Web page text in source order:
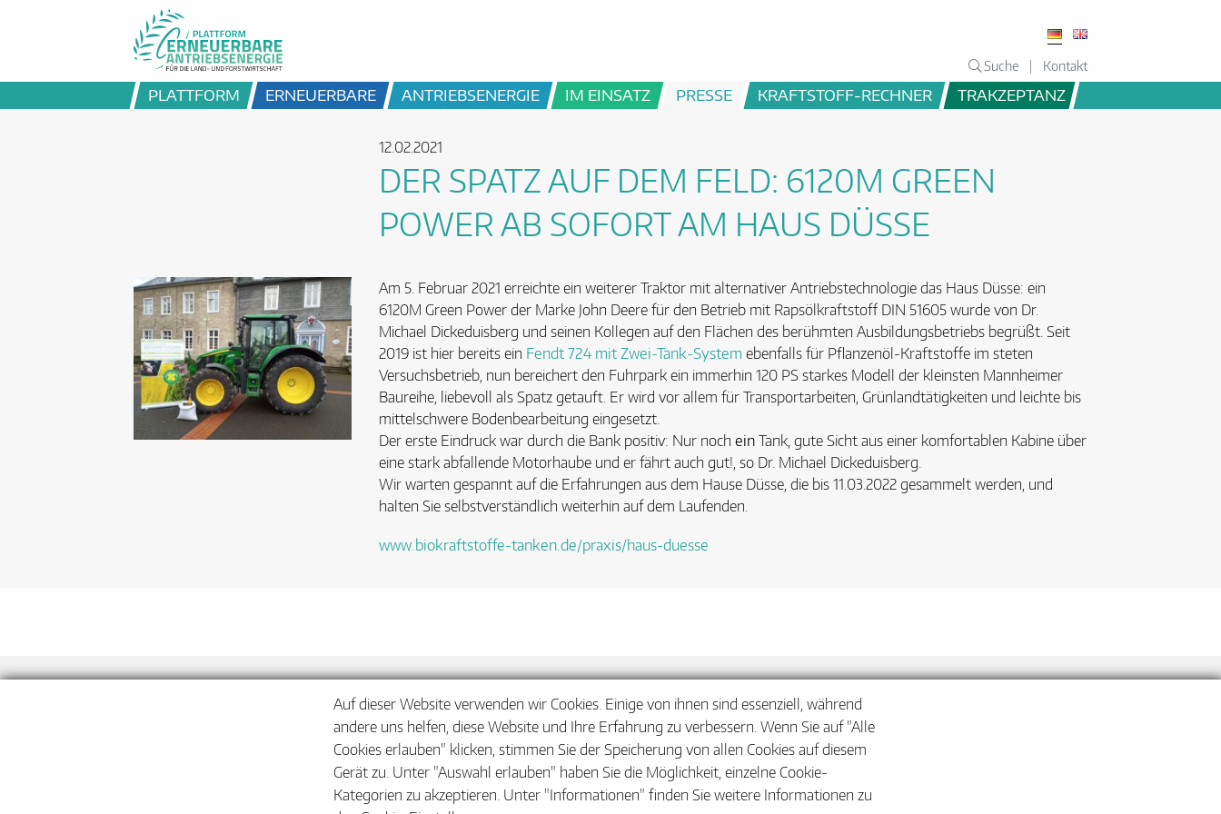
Suche Kontakt
PLATTFORM ERNEUERBARE ANTRIEBSENERGIE IM EINSATZ PRESSE KRAFTSTOFF-RECHNER TRAKZEPTANZ
12.02.2021
DER SPATZ AUF DEM FELD: 6120M GREEN
POWER AB SOFORT AM HAUS DÜSSE
Am 5. Februar 2021 erreichte ein weiterer Traktor mit alternativer Antriebstechnologie das Haus Düsse: ein
6120M Green Power der Marke John Deere für den Betrieb mit Rapsölkraftstoff DIN 51605 wurde von Dr.
Michael Dickeduisberg und seinen Kollegen auf den Flächen des berühmten Ausbildungsbetriebs begrüßt. Seit
2019 ist hier bereits ein Fendt 724 mit Zwei-Tank-System ebenfalls für Pflanzenöl-Kraftstoffe im steten
Versuchsbetrieb, nun bereichert den Fuhrpark ein immerhin 120 PS starkes Modell der kleinsten Mannheimer
Baureihe, liebevoll als Spatz getauft. Er wird vor allem für Transportarbeiten, Grünlandtätigkeiten und leichte bis
mittelschwere Bodenbearbeitung eingesetzt.
Der erste Eindruck war durch die Bank positiv: Nur noch ein Tank, gute Sicht aus einer komfortablen Kabine über
eine stark abfallende Motorhaube und er fährt auch gut!, so Dr. Michael Dickeduisberg.
Wir warten gespannt auf die Erfahrungen aus dem Hause Düsse, die bis 11.03.2022 gesammelt werden, und
halten Sie selbstverständlich weiterhin auf dem Laufenden.
www.biokraftstoffe-tanken.de/praxis/haus-duesse
Auf dieser Website verwenden wir Cookies. Einige von ihnen sind essenziell, während
andere uns helfen, diese Website und Ihre Erfahrung zu verbessern. Wenn Sie auf "Alle
Cookies erlauben" klicken, stimmen Sie der Speicherung von allen Cookies auf diesem
Gerät zu. Unter "Auswahl erlauben" haben Sie die Möglichkeit, einzelne Cookie-
Kategorien zu akzeptieren. Unter "Informationen" finden Sie weitere Informationen zu